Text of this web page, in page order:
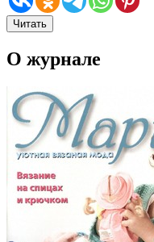
Читать
О журнале